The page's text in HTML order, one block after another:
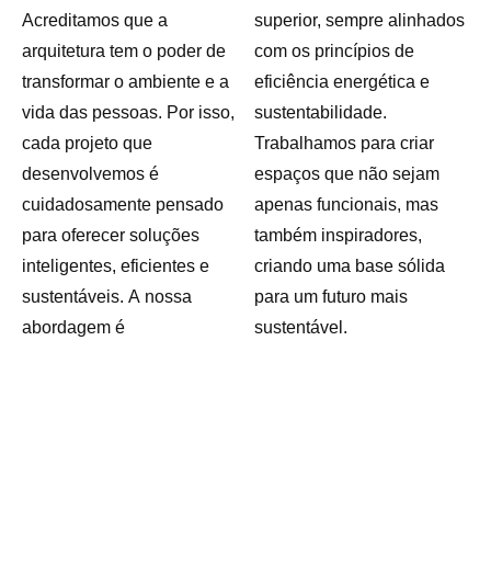
Acreditamos que a
arquitetura tem o poder de
transformar o ambiente e a
vida das pessoas. Por isso,
cada projeto que
desenvolvemos é
cuidadosamente pensado
para oferecer soluções
inteligentes, eficientes e
sustentáveis. A nossa
abordagem é
superior, sempre alinhados
com os princípios de
eficiência energética e
sustentabilidade.
Trabalhamos para criar
espaços que não sejam
apenas funcionais, mas
também inspiradores,
criando uma base sólida
para um futuro mais
sustentável.